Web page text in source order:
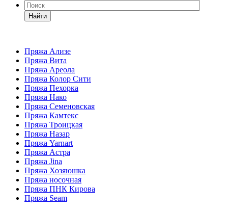
Найти
Пряжа Ализе
Пряжа Вита
Пряжа Ареола
Пряжа Колор Сити
Пряжа Пехорка
Пряжа Нако
Пряжа Семеновская
Пряжа Камтекс
Пряжа Троицкая
Пряжа Назар
Пряжа Yarnart
Пряжа Астра
Пряжа Jina
Пряжа Хозяюшка
Пряжа носочная
Пряжа ПНК Кирова
Пряжа Seam